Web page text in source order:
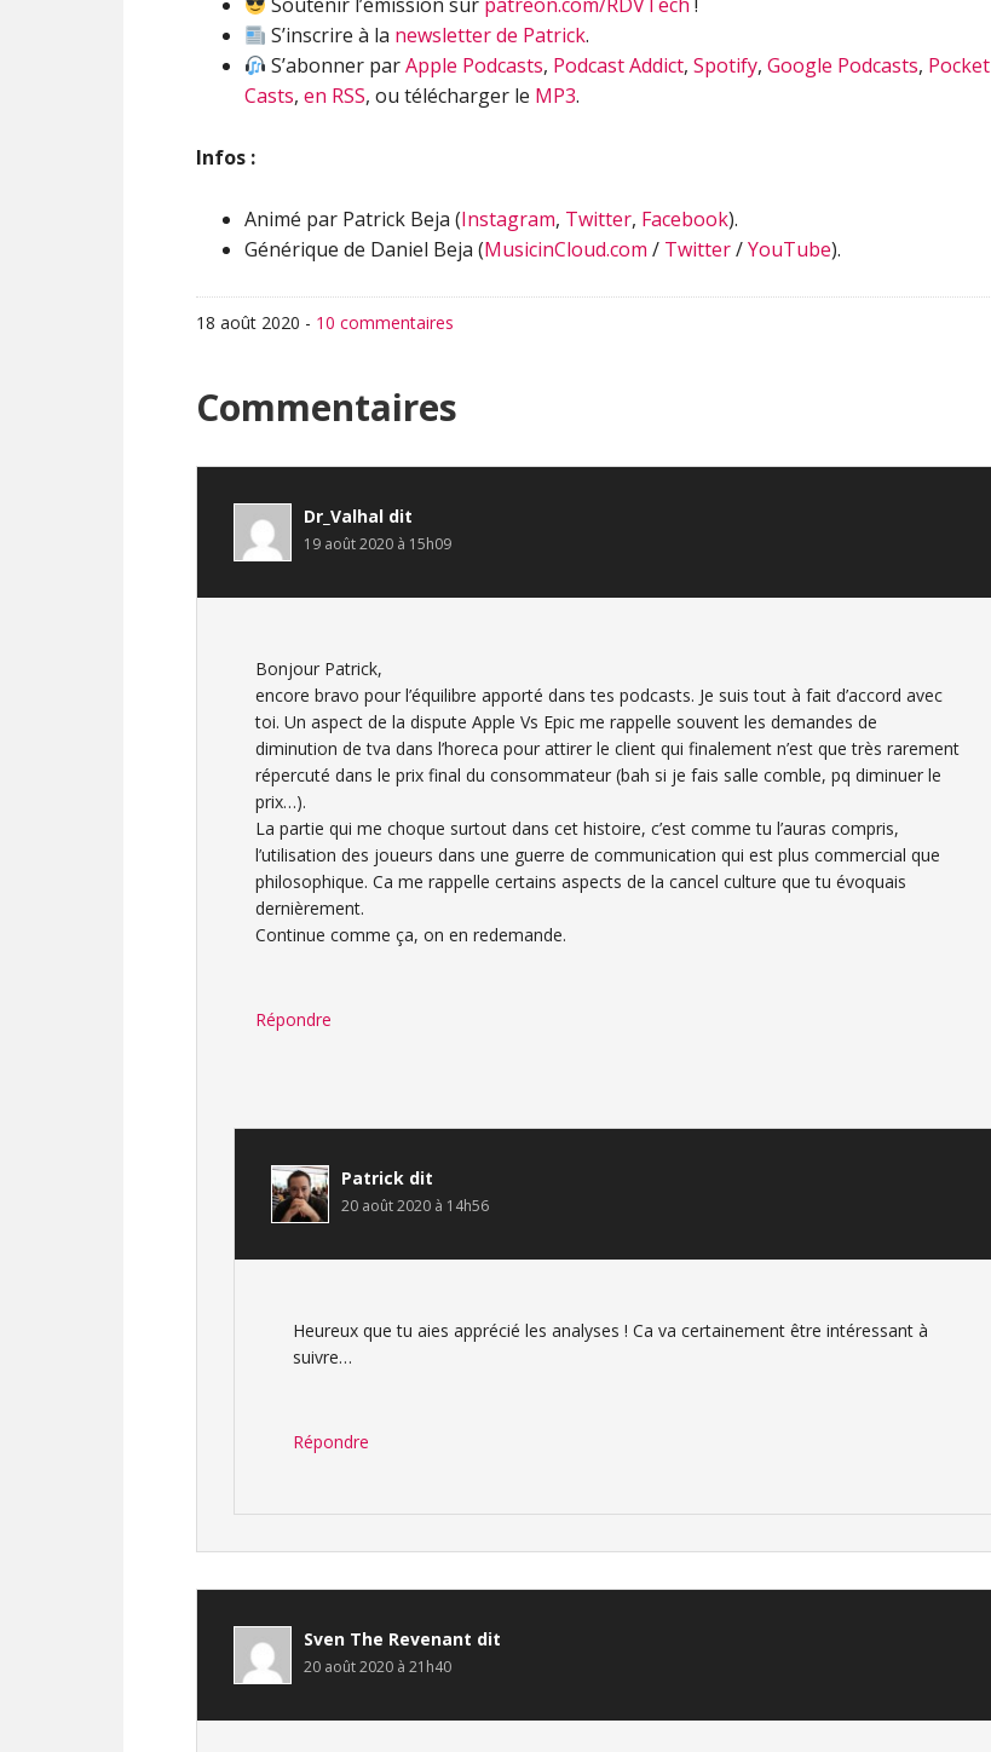
S’inscrire à la newsletter de Patrick.
S’abonner parApple Podcasts, Podcast Addict,Spotify,Google Podcasts, Pocket
Casts, en RSS, ou télécharger le MP3.
Infos :
Animé par Patrick Beja (Instagram, Twitter, Facebook).
Générique de Daniel Beja (MusicinCloud.com / Twitter/YouTube).
18 août 2020 - 10 commentaires
Interactions
du
lecteur
Commentaires
Dr_Valhal dit
19 août 2020 à 15h09
Bonjour Patrick,
encore bravo pour l’équilibre apporté dans tes podcasts. Je suis tout à fait d’accord avec
toi. Un aspect de la dispute Apple Vs Epic me rappelle souvent les demandes de
diminution de tva dans l’horeca pour attirer le client qui finalement n’est que très rarement
répercuté dans le prix final du consommateur (bah si je fais salle comble, pq diminuer le
prix…).
La partie qui me choque surtout dans cet histoire, c’est comme tu l’auras compris,
l’utilisation des joueurs dans une guerre de communication qui est plus commercial que
philosophique. Ca me rappelle certains aspects de la cancel culture que tu évoquais
dernièrement.
Continue comme ça, on en redemande.
Répondre
Patrick dit
20 août 2020 à 14h56
Heureux que tu aies apprécié les analyses ! Ca va certainement être intéressant à
suivre…
Répondre
Sven The Revenant dit
20 août 2020 à 21h40